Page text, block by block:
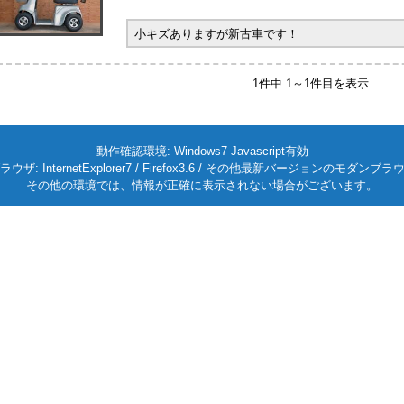
小キズありますが新古車です！
1件中 1～1件目を表示
動作確認環境: Windows7 Javascript有効
ウザ: InternetExplorer7 / Firefox3.6 / その他最新バージョンのモダンブラ
その他の環境では、情報が正確に表示されない場合がございます。